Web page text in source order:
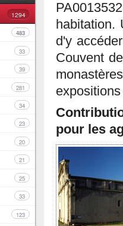
1294
483
33
39
281
34
23
20
21
25
33
123
habitation.
d'y
Couvent
pour les